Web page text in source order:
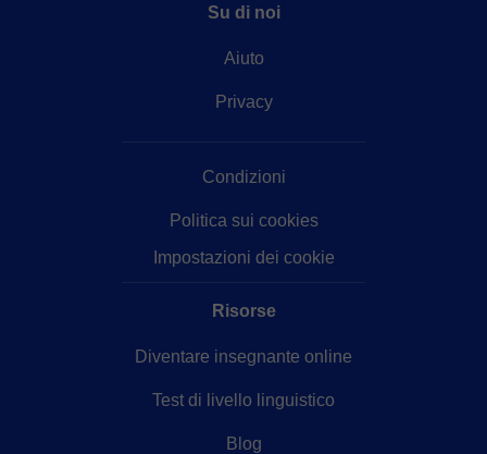
Su di noi
Aiuto
Privacy
Condizioni
Politica sui cookies
Impostazioni dei cookie
Risorse
Diventare insegnante online
Test di livello linguistico
Blog